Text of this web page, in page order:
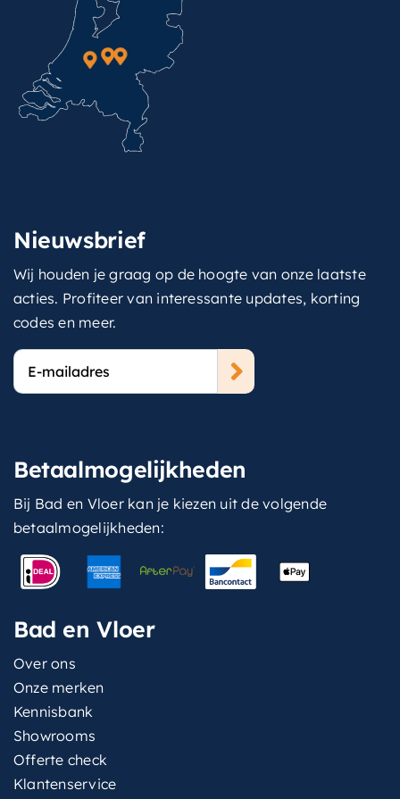
Nieuwsbrief
Wij houden je graag op de hoogte van onze laatste
acties. Profiteer van interessante updates, korting
codes en meer.
E-
mailadres
Betaalmogelijkheden
Bij Bad en Vloer kan je kiezen uit de volgende
betaalmogelijkheden:
Bad en Vloer
Over ons
Onze merken
Kennisbank
Showrooms
Offerte check
Klantenservice